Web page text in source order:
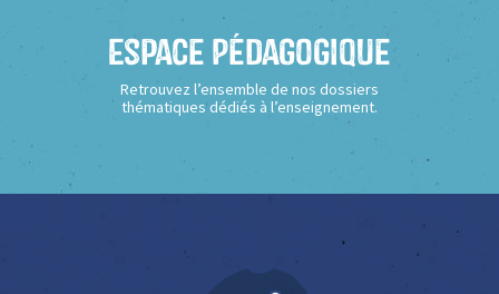
Espace Pédagogique
Retrouvez l’ensemble de nos dossiers
thématiques dédiés à l’enseignement.